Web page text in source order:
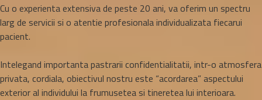
Cu o experienta extensiva de peste 20 ani, va oferim un spectru
larg de servicii si o atentie profesionala individualizata fiecarui
pacient.
Intelegand importanta pastrarii confidentialitatii, intr-o atmosfera
privata, cordiala, obiectivul nostru este “acordarea” aspectului
exterior al individului la frumusetea si tineretea lui interioara.